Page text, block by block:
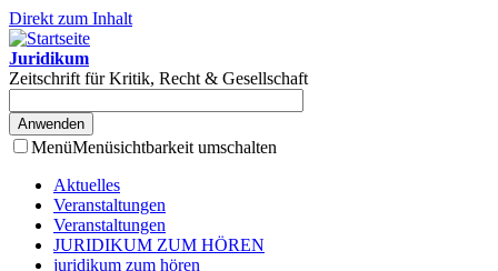
Direkt zum Inhalt
Juridikum
Zeitschrift für Kritik, Recht & Gesellschaft
MenüMenüsichtbarkeit umschalten
Aktuelles
Veranstaltungen
Veranstaltungen
JURIDIKUM ZUM HÖREN
juridikum zum hören